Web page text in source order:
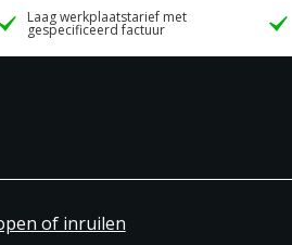
Laag werkplaatstarief met
gespecificeerd factuur
of inruilen